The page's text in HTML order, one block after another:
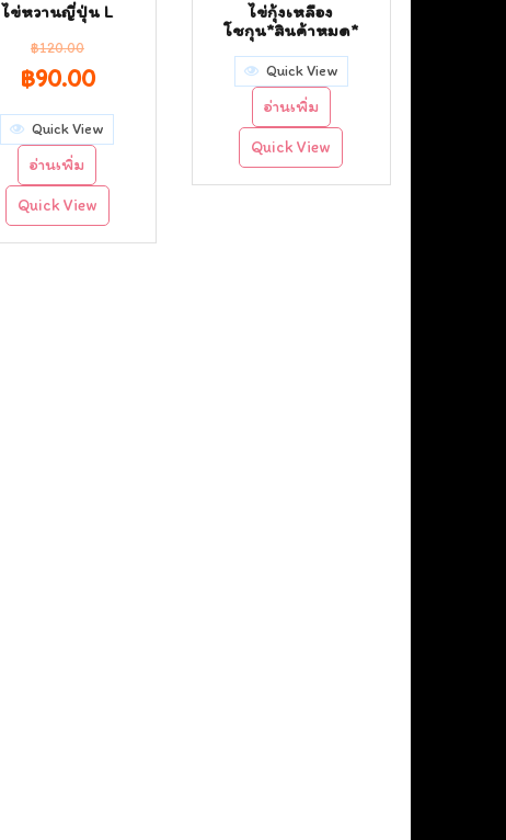
ไข่หวานญี่ปุ่น L
฿120.00
Original
price
was:
฿120.00.
฿90.00Current
price
is:
฿90.00.
Quick View
อ่านเพิ่ม
Quick View
ไข่กุ้งเหลือง
โชกุน*สินค้าหมด*
Quick View
อ่านเพิ่ม
Quick View